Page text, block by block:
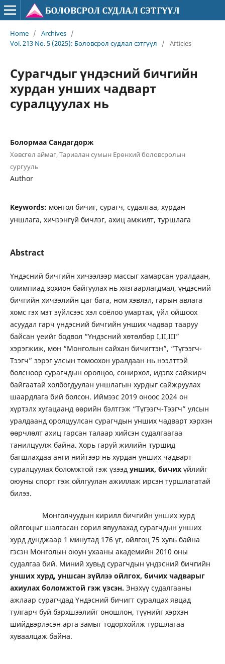
Home / Archives /
Vol. 213 No. 5 (2025): Боловсрол судлал сэтгүүл
/ Articles
Сурагчдыг үндэсний бичгийн
хурдан унших чадварт
суралцуулах нь
Болормаа Сандагдорж
Хөвсгөл аймаг, Тариалан сумын Ерөнхий боловсролын
сургууль
Author
Keywords: монгол бичиг, сурагч, судалгаа, хурдан
уншлага, хичээнгүй бичлэг, ахиц амжилт, туршлага
Abstract
Үндэсний бичгийн хичээлээр массыг хамарсан уралдаан,
олимпиад зохион байгуулах нь хязгаарлагдмал, үндэсний
бичгийн хичээлийн цаг бага, ном хэвлэл, гарын авлага
хомс гэх мэт зүйлсээс хэл соёлоо умартах, үйл ойшоох
асуудал гарч үндэсний бичгийн унших чадвар тааруу
байсан үеийг бодвол “Үндэсний хөтөлбөр I,II,III”
хэрэгжиж, мөн “Монголын сайхан бичигтэн”, “Түгээгч-
Тээгч” зэрэг улсын томоохон уралдаан нь нээлттэй
болсноор сурагчдын оролцоо, сонирхол, идэвх сайжирч
байгаатай холбогдуулан уншлагын хурдыг сайжруулах
шаардлага бий болсон. Иймээс 2019 оноос 2024 он
хүртэлх хугацаанд өөрийн бэлтгэж “Түгээгч-Тээгч” улсын
уралдаанд оролцуулсан сурагчдын унших чадварт хэрхэн
өөрчлөлт ахиц гарсан талаар хийсэн судалгаагаа
танилцуулж байна. Хорь гаруй жилийн туршид
багшлахдаа анги нийтээр нь хурдан унших чадварт
суралцуулах боломжтой гэж үзээд унших, бичихүйлийг
оюуны спорт гэж ойлгуулан ажиллаж ирсэн туршлагатай
билээ.
Монголчуудын кирилл бичгийн унших хурд
ойлгоцыг шалгасан сорил явуулахад сурагчдын унших
хурд дунджаар 1 минутад 176 үг, ойлгоц 75 хувь байна
гэсэн Монголын оюун ухааны академийн 2010 оны
судалгаа бий. Миний хувьд сурагчдын үндэсний бичгийн
унших хурд, уншсан зүйлээ ойлгох, бичих чадварыг
ахиулах боломжтой гэж үзсэн. Энэхүү судалгааны
ажлаар сурагчдад Үндэсний бичигт суралцах явцад
тулгарч буй бэрхшээлийг оношлон, түүнийг хэрхэн
шийдвэрлэсэн арга замыг тодорхойлж туршлагаа
хуваалцаж байна.